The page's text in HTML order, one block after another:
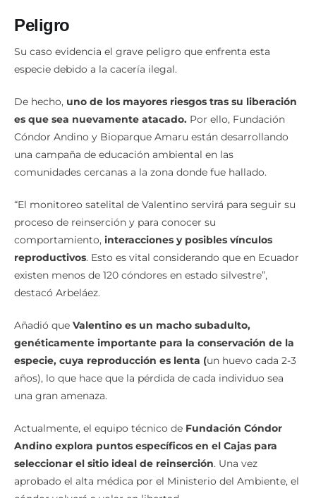
Peligro
Su caso evidencia el grave peligro que enfrenta esta
especie debido a la cacería ilegal.
De hecho, uno de los mayores riesgos tras su liberación
es que sea nuevamente atacado. Por ello, Fundación
Cóndor Andino y Bioparque Amaru están desarrollando
una campaña de educación ambiental en las
comunidades cercanas a la zona donde fue hallado.
“El monitoreo satelital de Valentino servirá para seguir su
proceso de reinserción y para conocer su
comportamiento, interacciones y posibles vínculos
reproductivos. Esto es vital considerando que en Ecuador
existen menos de 120 cóndores en estado silvestre”,
destacó Arbeláez.
Añadió que Valentino es un macho subadulto,
genéticamente importante para la conservación de la
especie, cuya reproducción es lenta (un huevo cada 2-3
años), lo que hace que la pérdida de cada individuo sea
una gran amenaza.
Actualmente, el equipo técnico de Fundación Cóndor
Andino explora puntos específicos en el Cajas para
seleccionar el sitio ideal de reinserción. Una vez
aprobado el alta médica por el Ministerio del Ambiente, el